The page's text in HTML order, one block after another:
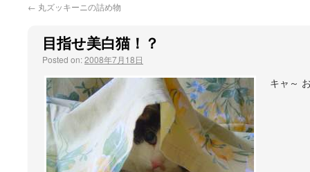
← 丸ズッキーニの詰め物
目指せ美白猫！？
Posted on:2008年7月18日
キャ～